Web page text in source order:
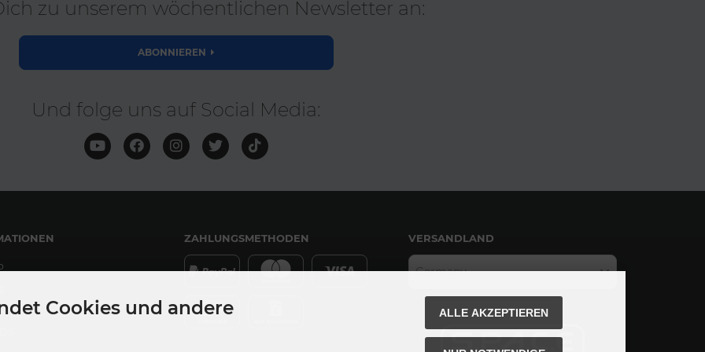
zu unserem wöchentlichen Newsletter an:
ABONNIEREN
Und folge uns auf Social Media:
ZAHLUNGSMETHODEN VERSANDLAND
Germany
Cookies und andere
ALLE AKZEPTIEREN